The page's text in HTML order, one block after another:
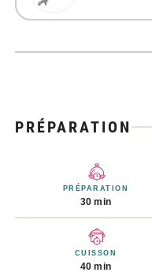
PRÉPARATION
PRÉPARATION
30 min
CUISSON
40 min